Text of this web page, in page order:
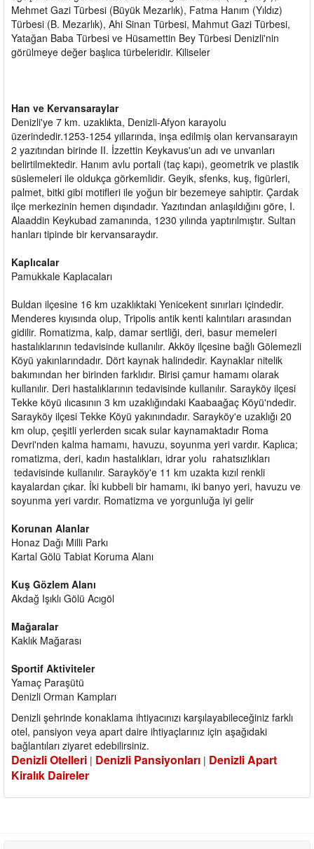
Mehmet Gazi Türbesi (Büyük Mezarlık), Fatma Hanım (Yıldız)
Türbesi (B. Mezarlık), Ahi Sinan Türbesi, Mahmut Gazi Türbesi,
Yatağan Baba Türbesi ve Hüsamettin Bey Türbesi Denizli'nin
görülmeye değer başlıca türbeleridir. Kiliseler
Han ve Kervansaraylar
Denizli'ye 7 km. uzaklıkta, Denizli-Afyon karayolu
üzerindedir.1253-1254 yıllarında, inşa edilmiş olan kervansarayın
2 yazıtından birinde II. İzzettin Keykavus'un adı ve unvanları
belirtilmektedir. Hanım avlu portali (taç kapı), geometrik ve plastik
süslemeleri ile oldukça görkemlidir. Geyik, sfenks, kuş, figürleri,
palmet, bitki gibi motifleri ile yoğun bir bezemeye sahiptir. Çardak
ilçe merkezinin hemen dışındadır. Yazıtından anlaşıldığını göre, I.
Alaaddin Keykubad zamanında, 1230 yılında yaptırılmıştır. Sultan
hanları tipinde bir kervansaraydır.
Kaplıcalar
Pamukkale Kaplacaları
Buldan ilçesine 16 km uzaklıktaki Yenicekent sınırları içindedir.
Menderes kıyısında olup, Tripolis antik kenti kalıntıları arasından
gidilir. Romatizma, kalp, damar sertliği, deri, basur memeleri
hastalıklarının tedavisinde kullanılır. Akköy ilçesine bağlı Gölemezli
Köyü yakınlarındadır. Dört kaynak halindedir. Kaynaklar nitelik
bakımından her birinden farklıdır. Birisi çamur hamamı olarak
kullanılır. Deri hastalıklarının tedavisinde kullanılır. Sarayköy ilçesi
Tekke köyü ılıcasının 3 km uzaklığındaki Kaabaağaç Köyü'ndedir.
Sarayköy ilçesi Tekke Köyü yakınındadır. Sarayköy'e uzaklığı 20
km olup, çeşitli yerlerden sıcak sular kaynamaktadır Roma
Devri'nden kalma hamamı, havuzu, soyunma yeri vardır. Kaplıca;
romatizma, deri, kadın hastalıkları, idrar yolu rahatsızlıkları
tedavisinde kullanılır. Sarayköy'e 11 km uzakta kızıl renkli
kayalardan çıkar. İki kubbeli bir hamamı, iki banyo yeri, havuzu ve
soyunma yeri vardır. Romatizma ve yorgunluğa iyi gelir
Korunan Alanlar
Honaz Dağı Milli Parkı
Kartal Gölü Tabiat Koruma Alanı
Kuş Gözlem Alanı
Akdağ Işıklı Gölü Acıgöl
Mağaralar
Kaklık Mağarası
Sportif Aktiviteler
Yamaç Paraşütü
Denizli Orman Kampları
Denizli şehrinde konaklama ihtiyacınızı karşılayabileceğiniz farklı
otel, pansiyon veya apart daire ihtiyaçlarınız için aşağıdaki
bağlantıları ziyaret edebilirsiniz.
Denizli Otelleri | Denizli Pansiyonları | Denizli Apart
Kiralık Daireler